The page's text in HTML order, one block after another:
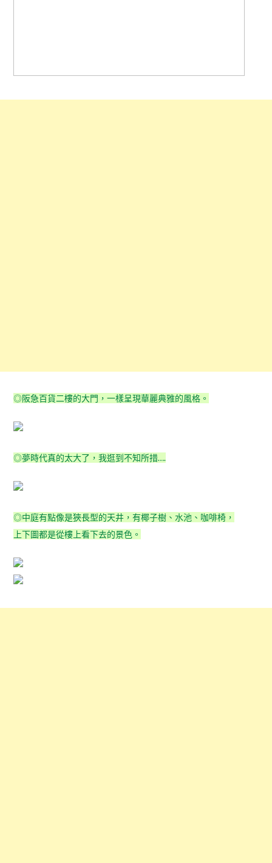
◎阪急百貨二樓的大門，一樣呈現華麗典雅的風格。
◎夢時代真的太大了，我逛到不知所措….
◎中庭有點像是狹長型的天井，有椰子樹、水池、咖啡椅，
上下圖都是從樓上看下去的景色。